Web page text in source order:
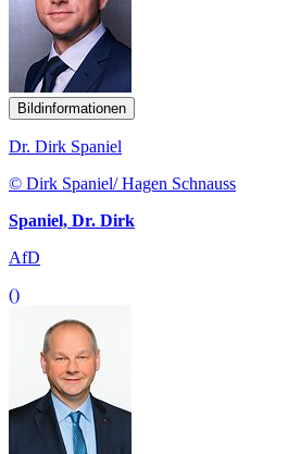
Bildinformationen
Dr. Dirk Spaniel
© Dirk Spaniel/ Hagen Schnauss
Spaniel, Dr. Dirk
AfD
()